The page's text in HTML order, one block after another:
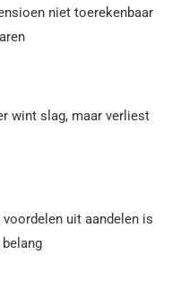
niet toerekenbaar
wint slag, maar verliest
uit aandelen is